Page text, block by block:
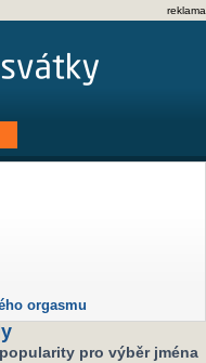
reklama
orgasmu
pro výběr jména